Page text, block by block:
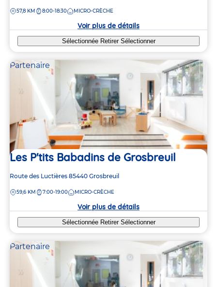
la
DISTANCE
57,8 KM 8:00-18:30 MICRO-CRÈCHE
Voir plus de détails
Sélectionnée Retirer Sélectionner
Partenaire
Les P'tits Babadins de Grosbreuil
Adresse
la
Route des Luctières 85440 Grosbreuil
DISTANCE
59,6 KM 7:00-19:00 MICRO-CRÈCHE
Voir plus de détails
Sélectionnée Retirer Sélectionner
Partenaire